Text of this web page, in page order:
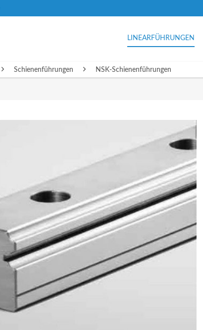
Schienenführungen NSK-Schienenführungen
LINEARFÜHRUNGEN